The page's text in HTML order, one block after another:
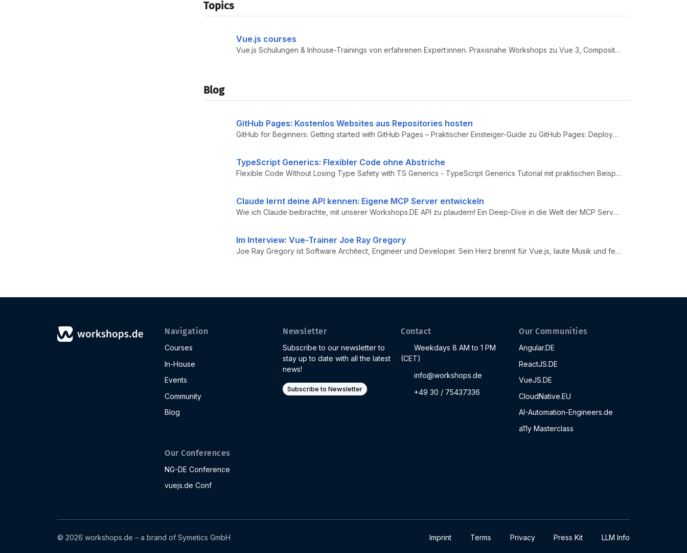
Topics
Vue.js courses
Vue.js Schulungen & Inhouse-Trainings von erfahrenen Expert:innen. Praxisnahe Workshops zu Vue 3, Composition API, Pinia...
Blog
GitHub Pages: Kostenlos Websites aus Repositories hosten
GitHub for Beginners: Getting started with GitHub Pages – Praktischer Einsteiger-Guide zu GitHub Pages: Deployment aus B...
TypeScript Generics: Flexibler Code ohne Abstriche
Flexible Code Without Losing Type Safety with TS Generics - TypeScript Generics Tutorial mit praktischen Beispielen: Reu...
Claude lernt deine API kennen: Eigene MCP Server entwickeln
Wie ich Claude beibrachte, mit unserer Workshops.DE API zu plaudern! Ein Deep-Dive in die Welt der MCP Server mit prakti...
Im Interview: Vue-Trainer Joe Ray Gregory
Joe Ray Gregory ist Software Architect, Engineer und Developer. Sein Herz brennt für Vue.js, laute Musik und ferngesteue...
Navigation
Courses
In-House
Events
Community
Blog
Newsletter
Subscribe to our newsletter to
stay up to date with all the latest
news!
Subscribe to Newsletter
Contact
Weekdays 8 AM to 1 PM
(CET)
info@workshops.de
+49 30 / 75437336
Our Communities
Angular.DE
ReactJS.DE
VueJS.DE
CloudNative.EU
AI-Automation-Engineers.de
a11y Masterclass
Our Conferences
NG-DE Conference
vuejs.de Conf
© 2026 workshops.de – a brand of Symetics GmbH Imprint Terms Privacy Press Kit LLM Info